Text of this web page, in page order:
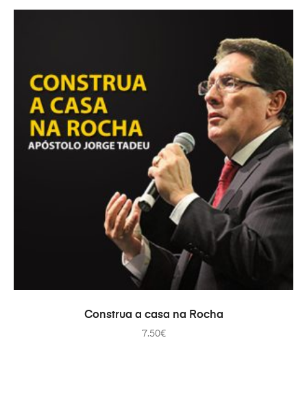
ADAUGĂ ÎN COȘ
Construa a casa na Rocha
7.50€